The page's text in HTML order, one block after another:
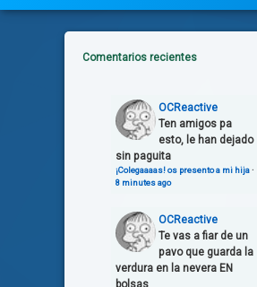
Comentarios recientes
OCReactive
Ten amigos pa
esto, le han dejado
sin paguita
¡Colegaaaas! os presento a mi hija·
8 minutes ago
OCReactive
Te vas a fiar de un
pavo que guarda la
verdura en la nevera EN
bolsas